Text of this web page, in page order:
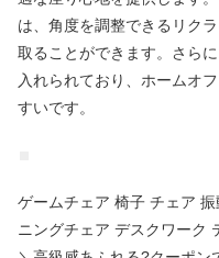
は、角度を調整できるリク
取ることができます。さら
入れられており、ホームオ
すいです。
ゲームチェア 椅子 チェア
ニングチェア デスクワーク